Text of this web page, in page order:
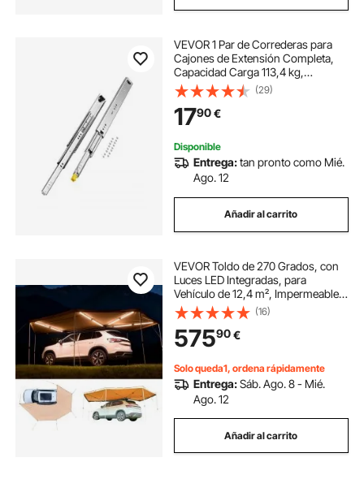
VEVOR 1 Par de Correderas para
Cajones de Extensión Completa,
Capacidad Carga 113,4 kg,
Rodamiento de Bolas con Riel
Deslizante para Cajones de Montaje
Lateral con Bloqueo, 450 x 53 x
19,5 mm
(29)
1790€
Disponible
Entrega:tan pronto como Mié.
Ago. 12
Añadir al carrito
VEVOR Toldo de 270 Grados, con
Luces LED Integradas, para
Vehículo de 12,4 m², Impermeable
con Protección UV50+, para Todo
Tipo de Clima, para Acampar en
Camionetas SUV, 6,09 x 4,14 x 2,10
m
(16)
57590€
Solo queda1, ordena rápidamente
Entrega:Sáb. Ago. 8 - Mié.
Ago. 12
Añadir al carrito